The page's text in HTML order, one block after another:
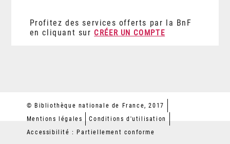
Profitez des services offerts par la BnF
en cliquant sur CRÉER UN COMPTE
© Bibliothèque nationale de France, 2017
Mentions légales
Conditions d'utilisation
Accessibilité : Partiellement conforme